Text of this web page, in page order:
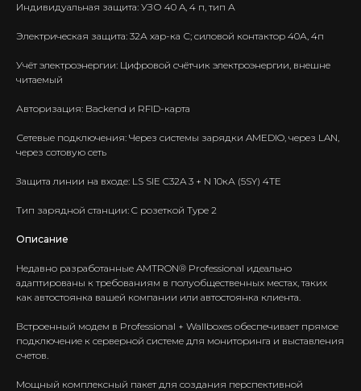
Индивидуальная защита: УЗО 40 A, 4 п, тип А
Электрическая защита: 32А хар-ка С; силовой контактор 40А, 4п
Учёт электроэнергии: Цифровой счётчик электроэнергии, внешне
читаемый
Авторизация: Backend и RFID-карта
Сетевые подключения: Через системы зарядки AMEDIO, через LAN,
через сотовую сеть
Защита линии на входе: LS SIE C32A 3 + N 10кА (5SY) 4TE
Тип зарядной станции: C розеткой Type 2
Описание
Недавно разработанные AMTRON® Professional идеально
адаптированы к требованиям в полуобщественных местах, таких
как автостоянка вашей компании или автостоянка клиента.
Встроенный модем в Professional + Wallboxes обеспечивает прямое
подключение к серверной системе для мониторинга и выставления
счетов.
Мощный комплексный пакет для создания перспективной